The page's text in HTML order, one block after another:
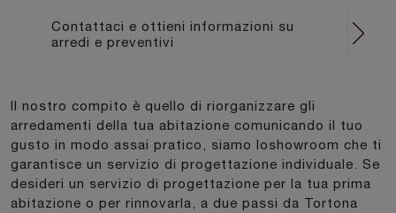
Contattaci e ottieni informazioni su
arredi e preventivi
Il nostro compito è quello di riorganizzare gli
arredamenti della tua abitazione comunicando il tuo
gusto in modo assai pratico, siamo loshowroom che ti
garantisce un servizio di progettazione individuale. Se
desideri un servizio di progettazione per la tua prima
abitazione o per rinnovarla, a due passi da Tortona